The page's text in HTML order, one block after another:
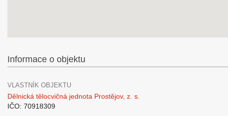
Informace o objektu
VLASTNÍK OBJEKTU
Dělnická tělocvičná jednota Prostějov, z. s.
IČO: 70918309